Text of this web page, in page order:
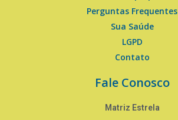
Perguntas Frequentes
Sua Saúde
LGPD
Contato
Fale Conosco
Matriz Estrela